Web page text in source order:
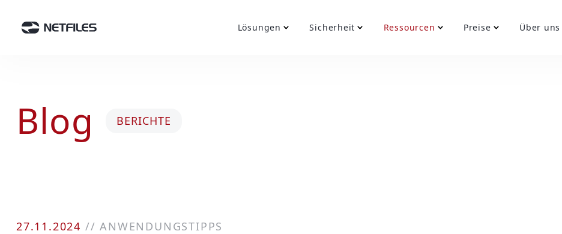
Lösungen Sicherheit Ressourcen Preise Über uns
Blog BERICHTE
27.11.2024 //ANWENDUNGSTIPPS